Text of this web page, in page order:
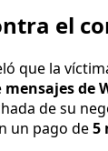
el
que la
mensajes de
de su
un pago de5